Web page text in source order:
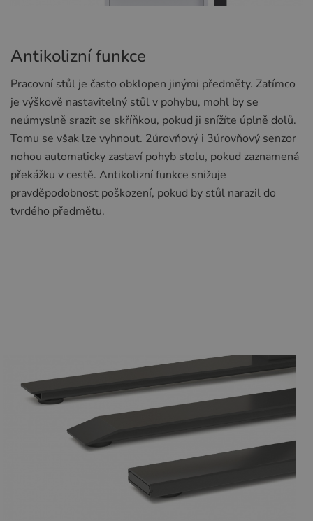
Antikolizní funkce
Pracovní stůl je často obklopen jinými předměty. Zatímco
je výškově nastavitelný stůl v pohybu, mohl by se
neúmyslně srazit se skříňkou, pokud ji snížíte úplně dolů.
Tomu se však lze vyhnout. 2úrovňový i 3úrovňový senzor
nohou automaticky zastaví pohyb stolu, pokud zaznamená
překážku v cestě. Antikolizní funkce snižuje
pravděpodobnost poškození, pokud by stůl narazil do
tvrdého předmětu.